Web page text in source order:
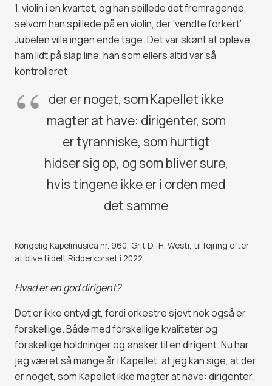
1. violin i en kvartet, og han spillede det fremragende,
selvom han spillede på en violin, der ‘vendte forkert’.
Jubelen ville ingen ende tage. Det var skønt at opleve
ham lidt på slap line, han som ellers altid var så
kontrolleret.
der er noget, som Kapellet ikke
magter at have: dirigenter, som
er tyranniske, som hurtigt
hidser sig op, og som bliver sure,
hvis tingene ikke er i orden med
det samme
Kongelig Kapelmusica nr. 960, Grit D.-H. Westi, til fejring efter
at blive tildelt Ridderkorset i 2022
Hvad er en god dirigent?
Det er ikke entydigt, fordi orkestre sjovt nok også er
forskellige. Både med forskellige kvaliteter og
forskellige holdninger og ønsker til en dirigent. Nu har
jeg været så mange år i Kapellet, at jeg kan sige, at der
er noget, som Kapellet ikke magter at have: dirigenter,